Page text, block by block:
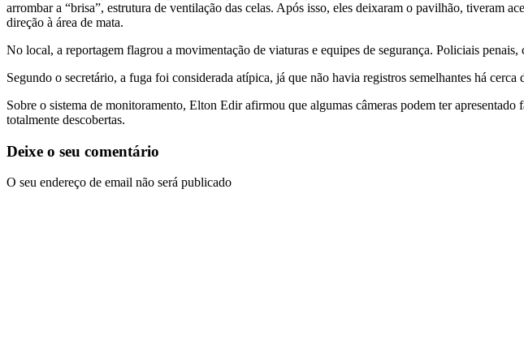
arrombar a “brisa”, estrutura de ventilação das celas. Após isso, eles deixaram o pavilhão, tiveram
direção à área de mata.
No local, a reportagem flagrou a movimentação de viaturas e equipes de segurança. Policiais
Segundo o secretário, a fuga foi considerada atípica, já que não havia registros semelhantes há
Sobre o sistema de monitoramento, Elton Edir afirmou que algumas câmeras podem ter
totalmente descobertas.
Deixe o seu comentário
O seu endereço de email não será publicado